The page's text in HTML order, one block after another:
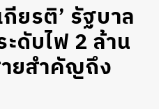
ยรติ’ รัฐบาล
ดับไฟ 2 ล้าน
ยสำคัญถึง